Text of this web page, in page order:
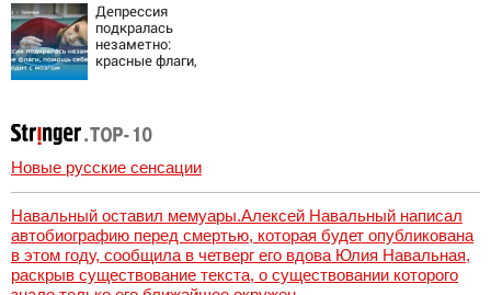
Депрессия
подкралась
незаметно:
красные флаги,
Новые русские сенсации
Навальный оставил мемуары.Алексей Навальный написал
автобиографию перед смертью, которая будет опубликована
в этом году, сообщила в четверг его вдова Юлия Навальная,
раскрыв существование текста, о существовании которого